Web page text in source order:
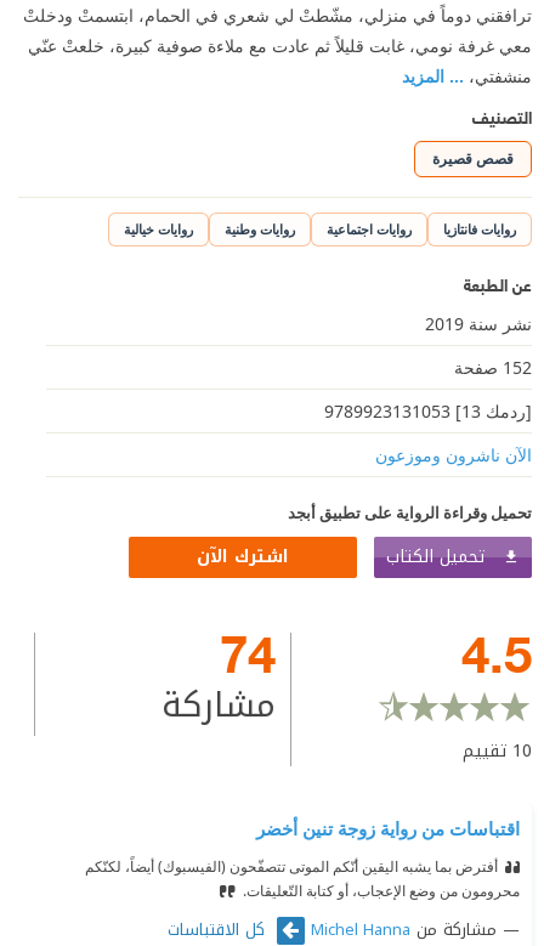
ترافقني دوماً في منزلي، مشّطتْ لي شعري في الحمام، ابتسمتْ ودخلتْ
معي غرفة نومي، غابت قليلاً ثم عادت مع ملاءة صوفية كبيرة، خلعتْ عنّي
منشفتي، ... المزيد
التصنيف
قصص قصيرة
روايات فانتازيا روايات اجتماعية روايات وطنية روايات خيالية
عن الطبعة
نشر سنة 2019
152 صفحة
[ردمك 13] 9789923131053
الآن ناشرون وموزعون
تحميل وقراءة الرواية على تطبيق أبجد
تحميل الكتاب اشترك الآن
4.5
10 تقييم
74
مشاركة
اقتباسات من رواية زوجة تنين أخضر
أفترض بما يشبه اليقين أنّكم الموتى تتصفّحون (الفيسبوك) أيضاً، لكنّكم
محرومون من وضع الإعجاب، أو كتابة التّعليقات.
مشاركة من Michel Hanna كل الاقتباسات